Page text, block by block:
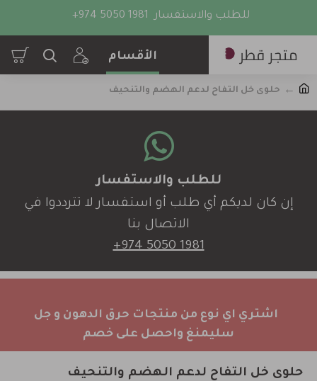
للطلب والاستفسار +974 5050 1981
حلوى خل التفاح لدعم الهضم والتنحيف
للطلب والاستفسار
إن كان لديكم أي طلب أو استفسار لا تترددوا في
الاتصال بنا
+974 5050 1981
اشتري اي نوع من منتجات حرق الدهون و جل
سليمنغ واحصل على خصم
حلوى خل التفاح لدعم الهضم والتنحيف